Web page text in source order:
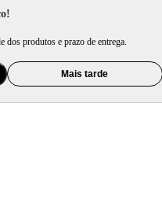
produtos e prazo de entrega.
Mais tarde